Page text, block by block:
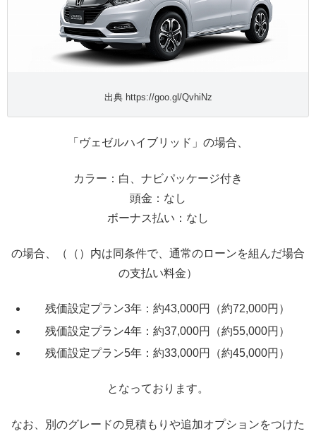
出典 https://goo.gl/QvhiNz
「ヴェゼルハイブリッド」の場合、
カラー：白、ナビパッケージ付き
頭金：なし
ボーナス払い：なし
の場合、（（）内は同条件で、通常のローンを組んだ場合
の支払い料金）
残価設定プラン3年：約43,000円（約72,000円）
残価設定プラン4年：約37,000円（約55,000円）
残価設定プラン5年：約33,000円（約45,000円）
となっております。
なお、別のグレードの見積もりや追加オプションをつけた